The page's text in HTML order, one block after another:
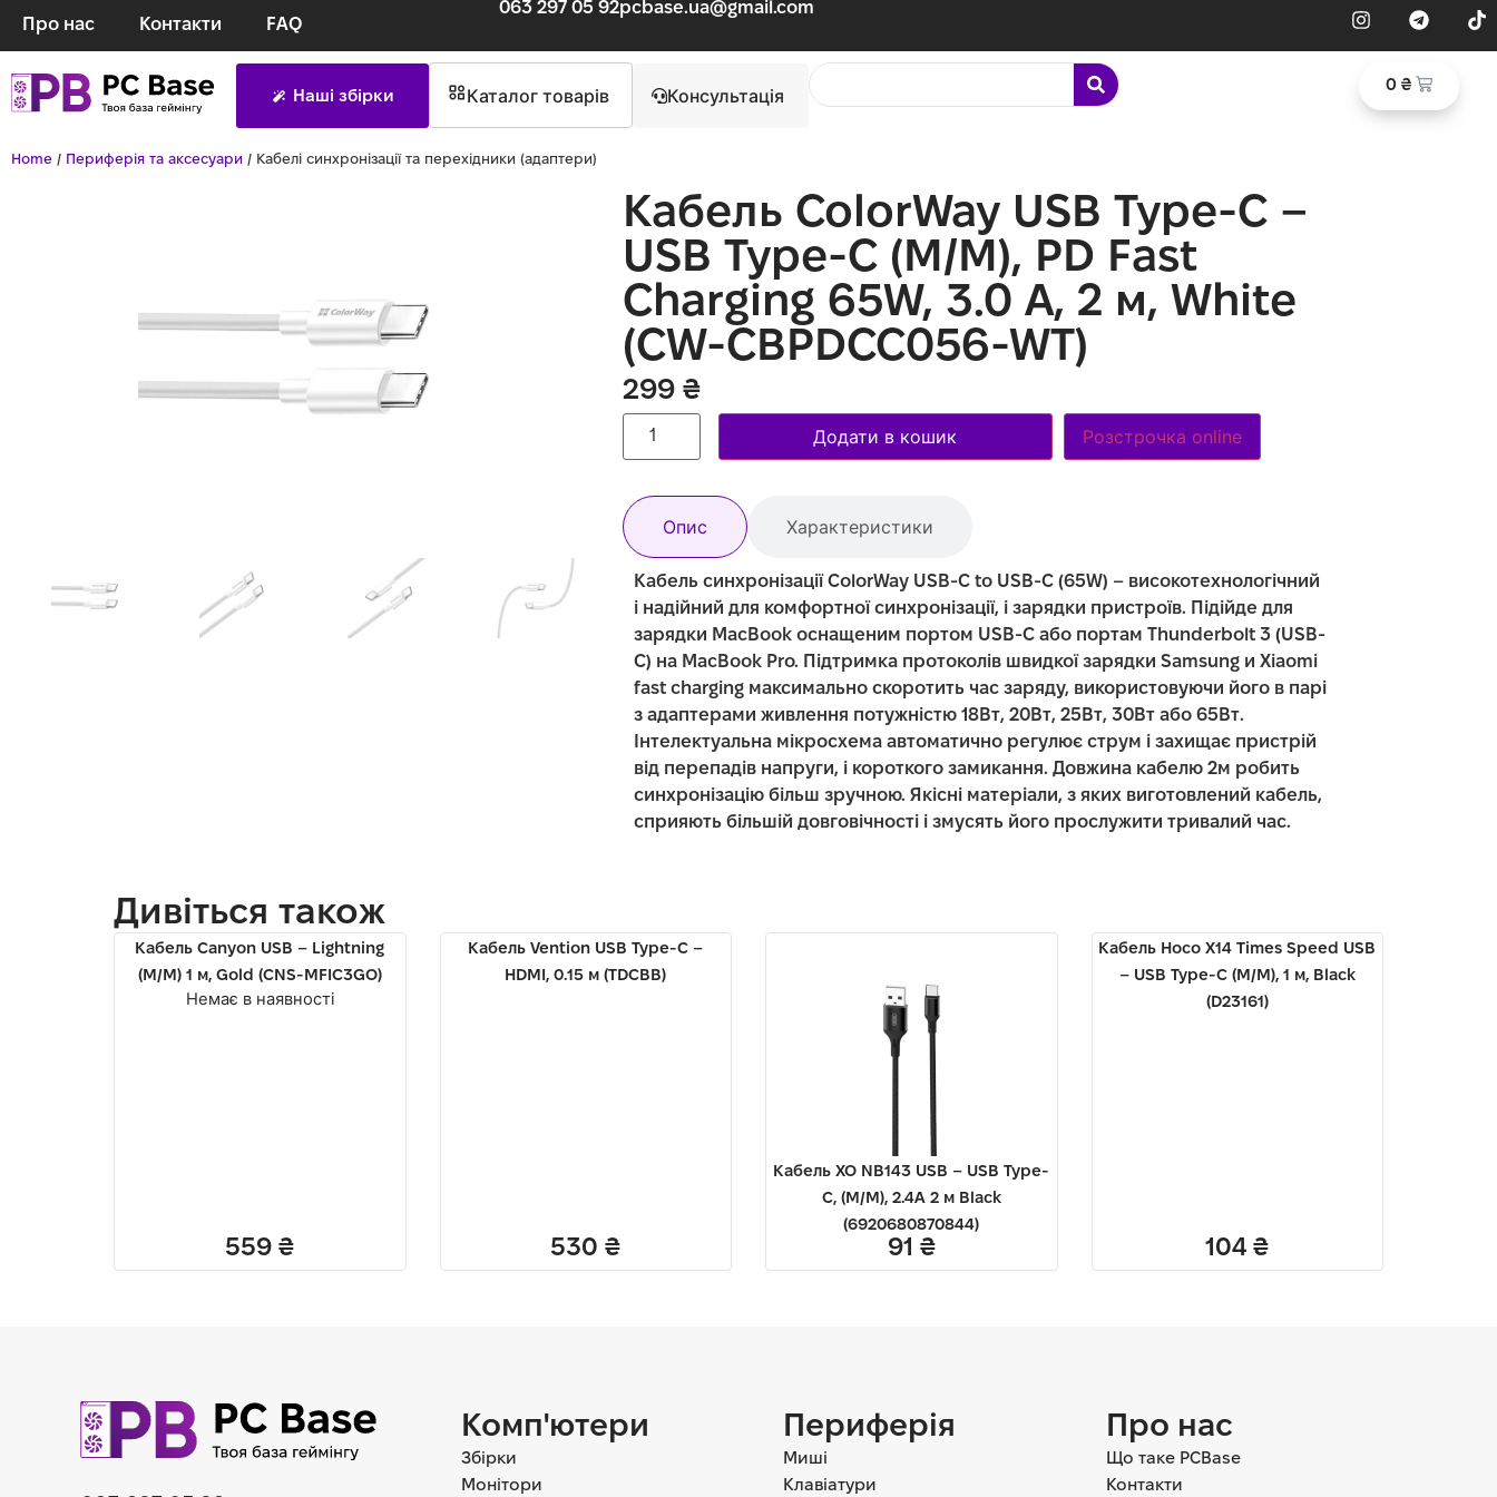
Про нас Контакти FAQ
063 297 05 92pcbase.ua@gmail.com
Наші збірки Каталог товарів Консультація 0 ₴
Home / Периферія та аксесуари / Кабелі синхронізації та перехідники (адаптери)
Кабель ColorWay USB Type-C –
USB Type-C (M/M), PD Fast
Charging 65W, 3.0 А, 2 м, White
(CW-CBPDCC056-WT)
299 ₴
Додати в кошик Розстрочка online
Опис Характеристики
Кабель синхронізації ColorWay USB-C to USB-C (65W) – високотехнологічний
і надійний для комфортної синхронізації, і зарядки пристроїв. Підійде для
зарядки MacBook оснащеним портом USB-C або портам Thunderbolt 3 (USB-
C) на MacBook Pro. Підтримка протоколів швидкої зарядки Samsung и Xiaomi
fast charging максимально скоротить час заряду, використовуючи його в парі
з адаптерами живлення потужністю 18Вт, 20Вт, 25Вт, 30Вт або 65Вт.
Інтелектуальна мікросхема автоматично регулює струм і захищає пристрій
від перепадів напруги, і короткого замикання. Довжина кабелю 2м робить
синхронізацію більш зручною. Якісні матеріали, з яких виготовлений кабель,
сприяють більшій довговічності і змусять його прослужити тривалий час.
Дивіться також
Кабель Canyon USB – Lightning
(M/M) 1 м, Gold (CNS-MFIC3GO)
Немає в наявності
559₴
Кабель Vention USB Type-C –
HDMI, 0.15 м (TDCBB)
530₴
Кабель XO NB143 USB – USB Type-
C, (M/M), 2.4A 2 м Black
(6920680870844)
91 ₴
Кабель Hoco X14 Times Speed USB
– USB Type-C (M/M), 1 м, Black
(D23161)
104₴
Комп'ютери
Збірки
Монітори
Периферія
Миші
Клавіатури
Про нас
Що таке PCBase
Контакти